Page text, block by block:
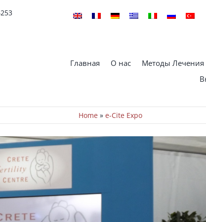
Главная О нас Методы Лечения
Home »e-Cite Expo